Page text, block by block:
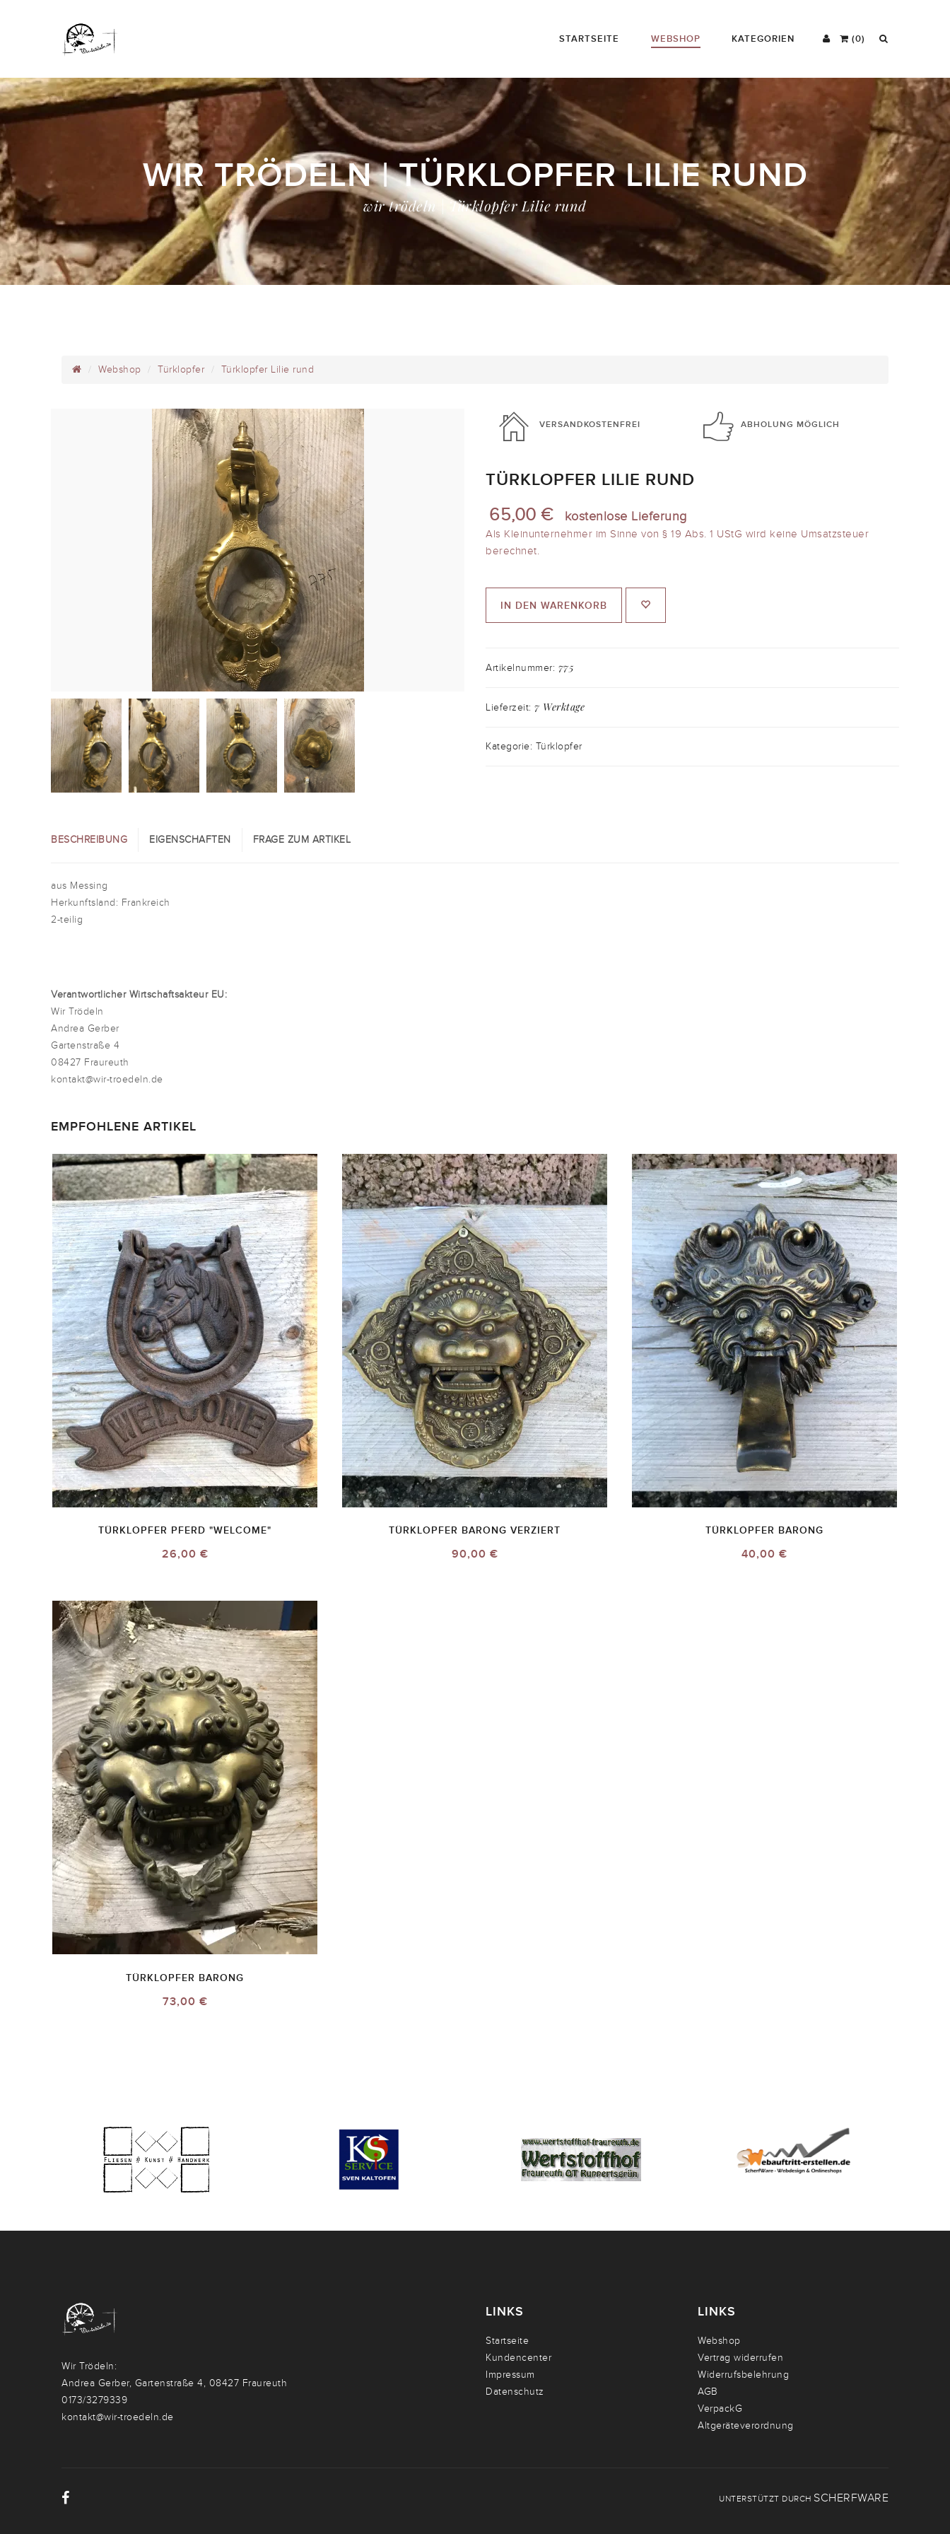
(0)
STARTSEITE WEBSHOP KATEGORIEN
WIR TRÖDELN | TÜRKLOPFER LILIE RUND
wir trödeln | Türklopfer Lilie rund
Webshop Türklopfer Türklopfer Lilie rund
VERSANDKOSTENFREI ABHOLUNG MÖGLICH
TÜRKLOPFER LILIE RUND
65,00 € kostenlose Lieferung
Als Kleinunternehmer im Sinne von § 19 Abs. 1 UStG wird keine Umsatzsteuer
berechnet.
IN DEN WARENKORB
Artikelnummer: 775
Lieferzeit: 7 Werktage
Kategorie: Türklopfer
BESCHREIBUNG EIGENSCHAFTEN FRAGE ZUM ARTIKEL
aus Messing
Herkunftsland: Frankreich
2-teilig
Verantwortlicher Wirtschaftsakteur EU:
Wir Trödeln
Andrea Gerber
Gartenstraße 4
08427 Fraureuth
kontakt@wir-troedeln.de
EMPFOHLENE ARTIKEL
TÜRKLOPFER PFERD "WELCOME"
26,00 €
TÜRKLOPFER BARONG VERZIERT
90,00 €
TÜRKLOPFER BARONG
40,00 €
TÜRKLOPFER BARONG
73,00 €
Wir Trödeln:
Andrea Gerber, Gartenstraße 4, 08427 Fraureuth
0173/3279339
kontakt@wir-troedeln.de
LINKS
Startseite
Kundencenter
Impressum
Datenschutz
LINKS
Webshop
Vertrag widerrufen
Widerrufsbelehrung
AGB
VerpackG
Altgeräteverordnung
UNTERSTÜTZT DURCH SCHERFWARE